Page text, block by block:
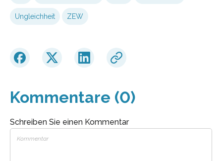
Ungleichheit ZEW
Kommentare (0)
Schreiben Sie einen Kommentar